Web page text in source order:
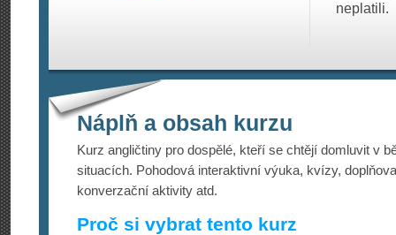
neplatili.
Náplň a obsah kurzu
Kurz angličtiny pro dospělé, kteří se chtějí domluvit v
situacích. Pohodová interaktivní výuka, kvízy,
konverzační aktivity atd.
Proč si vybrat tento kurz